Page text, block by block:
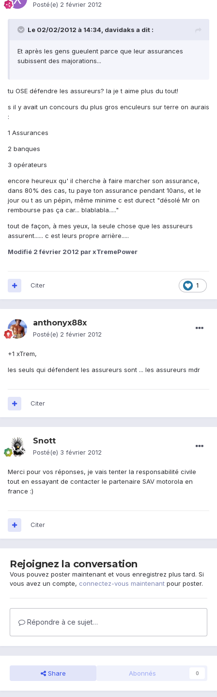
Posté(e) 2 février 2012
Le 02/02/2012 à 14:34, davidaks a dit :
Et après les gens gueulent parce que leur assurances
subissent des majorations...
tu OSE défendre les assureurs? la je t aime plus du tout!
s il y avait un concours du plus gros enculeurs sur terre on aurais
:
1 Assurances
2 banques
3 opérateurs
encore heureux qu' il cherche à faire marcher son assurance,
dans 80% des cas, tu paye ton assurance pendant 10ans, et le
jour ou t as un pépin, même minime c est durect "désolé Mr on
rembourse pas ça car... blablabla....."
tout de façon, à mes yeux, la seule chose que les assureurs
assurent...... c est leurs propre arrière.....
Modifié 2 février 2012 par xTremePower
1
Citer
anthonyx88x
Posté(e) 2 février 2012
+1 xTrem,
les seuls qui défendent les assureurs sont ... les assureurs mdr
Citer
Snott
Posté(e) 3 février 2012
Merci pour vos réponses, je vais tenter la responsabilité civile
tout en essayant de contacter le partenaire SAV motorola en
france :)
Citer
Rejoignez la conversation
Vous pouvez poster maintenant et vous enregistrez plus tard. Si
vous avez un compte, connectez-vous maintenant pour poster.
Répondre à ce sujet…
Share Abonnés 0